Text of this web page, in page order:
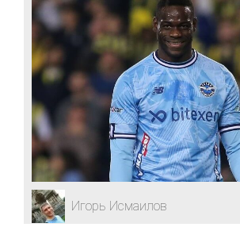
Игорь Исмаилов